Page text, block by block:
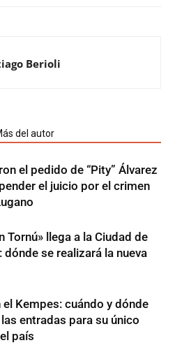
Berioli
del autor
el pedido de “Pity” Álvarez
el juicio por el crimen
Tornú» llega a la Ciudad de
dónde se realizará la nueva
el Kempes: cuándo y dónde
entradas para su único
país